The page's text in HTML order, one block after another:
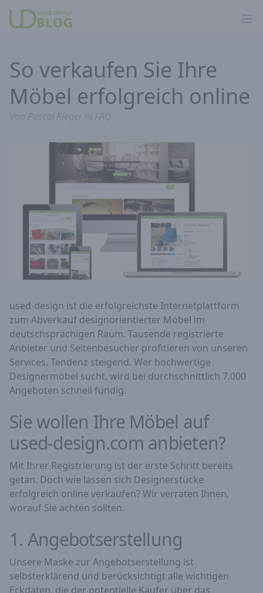
So verkaufen Sie Ihre
Möbel erfolgreich online
used-design ist die erfolgreichste Internetplattform
zum Abverkauf designorientierter Möbel im
deutschsprachigen Raum. Tausende registrierte
Anbieter und Seitenbesucher profitieren von unseren
Services, Tendenz steigend. Wer hochwertige
Designermöbel sucht, wird bei durchschnittlich 7.000
Angeboten schnell fündig.
Sie wollen Ihre Möbel auf
used-design.com anbieten?
Mit Ihrer Registrierung ist der erste Schritt bereits
getan. Doch wie lassen sich Designerstücke
erfolgreich online verkaufen? Wir verraten Ihnen,
worauf Sie achten sollten.
1. Angebotserstellung
Unsere Maske zur Angebotserstellung ist
selbsterklärend und berücksichtigt alle wichtigen
Eckdaten, die der potentielle Käufer über das